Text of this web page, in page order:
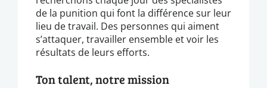
de la punition qui font la différence sur leur
lieu de travail. Des personnes qui aiment
s’attaquer, travailler ensemble et voir les
résultats de leurs efforts.
Ton talent, notre mission